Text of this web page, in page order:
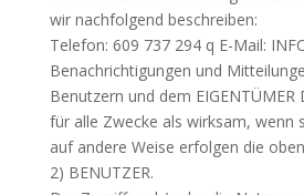
wir nachfolgend beschreiben:
Telefon: 609 737 294 q E-Mail:
Benachrichtigungen und
Benutzern und dem EIGENTÜMER
für alle Zwecke als wirksam, wenn
auf andere Weise erfolgen die
2) BENUTZER.